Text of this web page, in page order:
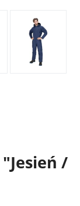
/